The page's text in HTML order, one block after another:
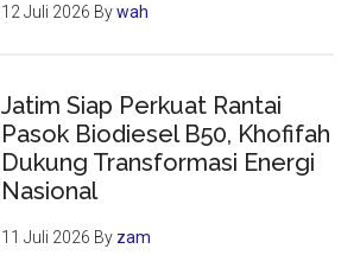
12 Juli 2026 Bywah
Jatim Siap Perkuat Rantai
Pasok Biodiesel B50, Khofifah
Dukung Transformasi Energi
Nasional
11 Juli 2026 By zam